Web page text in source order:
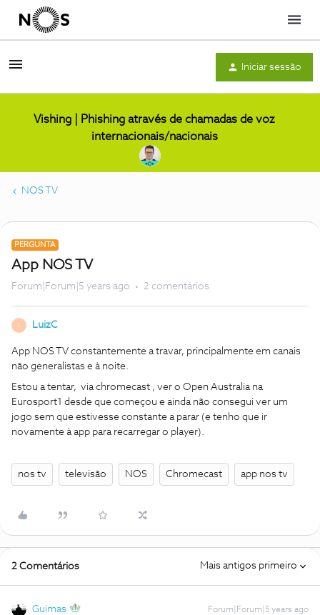
Menu
Iniciar sessão
Vishing | Phishing através de chamadas de voz
internacionais/nacionais
NOS TV
PERGUNTA
App NOS TV
Forum|Forum|5 years ago 2 comentários
LuizC
App NOS TV constantemente a travar, principalmente em canais
não generalistas e à noite.
Estou a tentar, via chromecast , ver o Open Australia na
Eurosport1 desde que começou e ainda não consegui ver um
jogo sem que estivesse constante a parar (e tenho que ir
novamente à app para recarregar o player).
nos tv televisão NOS Chromecast app nos tv
2 Comentários Mais antigos primeiro
Guimas Forum|Forum|5 years ago